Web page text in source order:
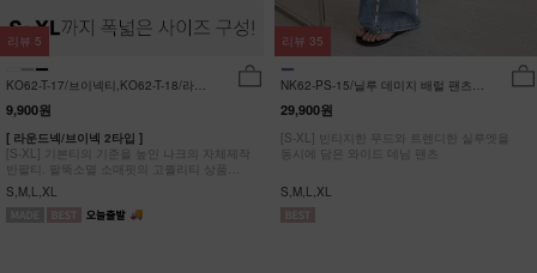
KO62-T-17/브이넥티,KO62-T-18/라운
드티_YN
9,900원
[ 라운드넥/브이넥 2타입 ]
[S-XL] 기본티의 기준을 높인 나크의 자체제작
반팔티. 팔뚝소멸 소매핏의 고퀄리티 상품
#NAK MADE.
S,M,L,XL
리뷰 5
NK62-PS-15/닐루 데미지 배럴 팬츠
_HR
29,900원
[S-XL] 빈티지한 무드와 트렌디한 실루엣을
동시에 담은 와이드 데님 팬츠
S,M,L,XL
리뷰 35